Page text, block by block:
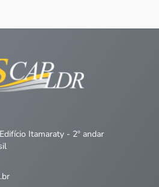
Itamaraty - 2º andar